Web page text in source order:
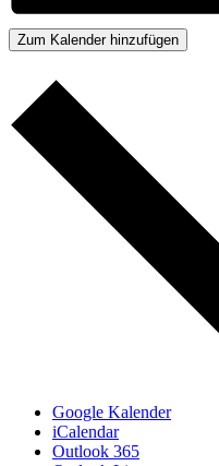
Zum Kalender hinzufügen
Google Kalender
iCalendar
Outlook 365